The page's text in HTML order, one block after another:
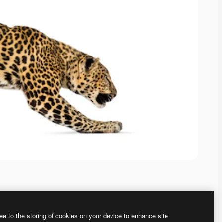
to the storing of cookies on your device to enhance site